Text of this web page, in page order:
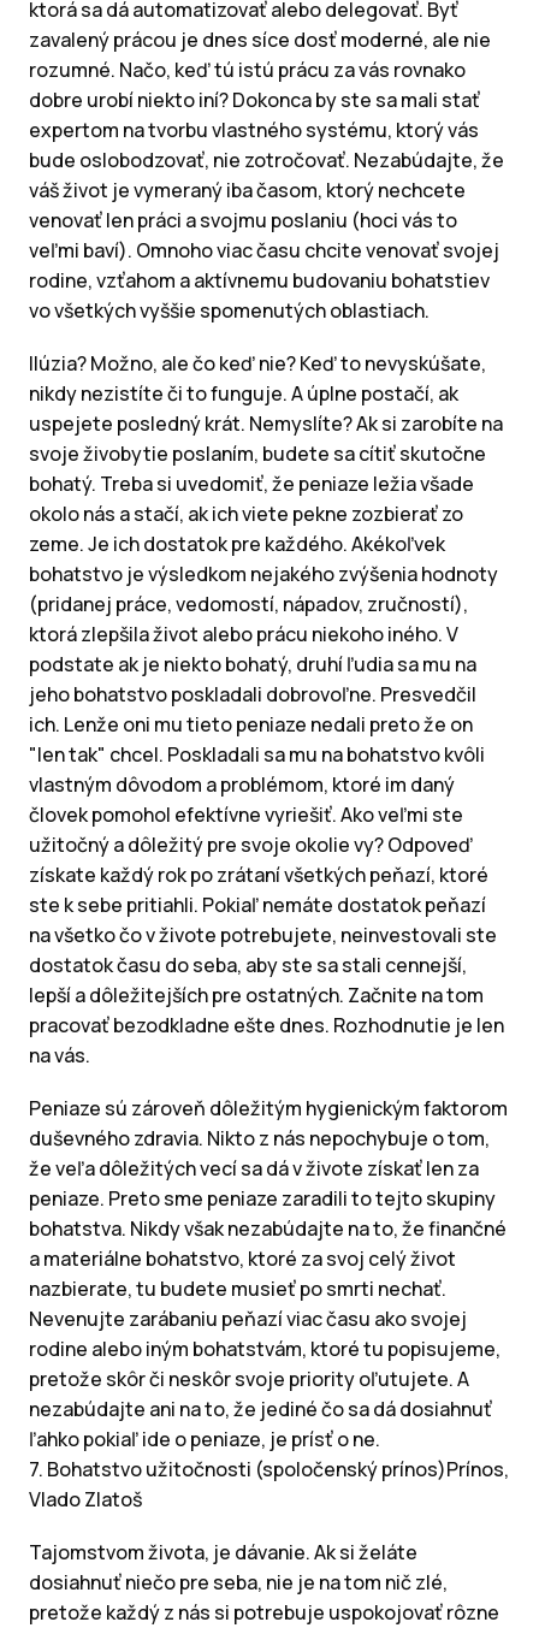
ktorá sa dá automatizovať alebo delegovať. Byť
zavalený prácou je dnes síce dosť moderné, ale nie
rozumné. Načo, keď tú istú prácu za vás rovnako
dobre urobí niekto iní? Dokonca by ste sa mali stať
expertom na tvorbu vlastného systému, ktorý vás
bude oslobodzovať, nie zotročovať. Nezabúdajte, že
váš život je vymeraný iba časom, ktorý nechcete
venovať len práci a svojmu poslaniu (hoci vás to
veľmi baví). Omnoho viac času chcite venovať svojej
rodine, vzťahom a aktívnemu budovaniu bohatstiev
vo všetkých vyššie spomenutých oblastiach.
Ilúzia? Možno, ale čo keď nie? Keď to nevyskúšate,
nikdy nezistíte či to funguje. A úplne postačí, ak
uspejete posledný krát. Nemyslíte? Ak si zarobíte na
svoje živobytie poslaním, budete sa cítiť skutočne
bohatý. Treba si uvedomiť, že peniaze ležia všade
okolo nás a stačí, ak ich viete pekne zozbierať zo
zeme. Je ich dostatok pre každého. Akékoľvek
bohatstvo je výsledkom nejakého zvýšenia hodnoty
(pridanej práce, vedomostí, nápadov, zručností),
ktorá zlepšila život alebo prácu niekoho iného. V
podstate ak je niekto bohatý, druhí ľudia sa mu na
jeho bohatstvo poskladali dobrovoľne. Presvedčil
ich. Lenže oni mu tieto peniaze nedali preto že on
"len tak" chcel. Poskladali sa mu na bohatstvo kvôli
vlastným dôvodom a problémom, ktoré im daný
človek pomohol efektívne vyriešiť. Ako veľmi ste
užitočný a dôležitý pre svoje okolie vy? Odpoveď
získate každý rok po zrátaní všetkých peňazí, ktoré
ste k sebe pritiahli. Pokiaľ nemáte dostatok peňazí
na všetko čo v živote potrebujete, neinvestovali ste
dostatok času do seba, aby ste sa stali cennejší,
lepší a dôležitejších pre ostatných. Začnite na tom
pracovať bezodkladne ešte dnes. Rozhodnutie je len
na vás.
Peniaze sú zároveň dôležitým hygienickým faktorom
duševného zdravia. Nikto z nás nepochybuje o tom,
že veľa dôležitých vecí sa dá v živote získať len za
peniaze. Preto sme peniaze zaradili to tejto skupiny
bohatstva. Nikdy však nezabúdajte na to, že finančné
a materiálne bohatstvo, ktoré za svoj celý život
nazbierate, tu budete musieť po smrti nechať.
Nevenujte zarábaniu peňazí viac času ako svojej
rodine alebo iným bohatstvám, ktoré tu popisujeme,
pretože skôr či neskôr svoje priority oľutujete. A
nezabúdajte ani na to, že jediné čo sa dá dosiahnuť
ľahko pokiaľ ide o peniaze, je prísť o ne.
7. Bohatstvo užitočnosti (spoločenský prínos)Prínos,
Vlado Zlatoš
Tajomstvom života, je dávanie. Ak si želáte
dosiahnuť niečo pre seba, nie je na tom nič zlé,
pretože každý z nás si potrebuje uspokojovať rôzne